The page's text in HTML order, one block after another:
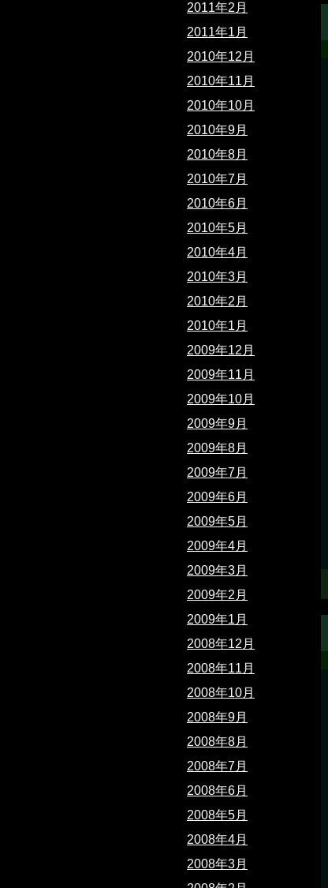
2011年2月
2011年1月
2010年12月
2010年11月
2010年10月
2010年9月
2010年8月
2010年7月
2010年6月
2010年5月
2010年4月
2010年3月
2010年2月
2010年1月
2009年12月
2009年11月
2009年10月
2009年9月
2009年8月
2009年7月
2009年6月
2009年5月
2009年4月
2009年3月
2009年2月
2009年1月
2008年12月
2008年11月
2008年10月
2008年9月
2008年8月
2008年7月
2008年6月
2008年5月
2008年4月
2008年3月